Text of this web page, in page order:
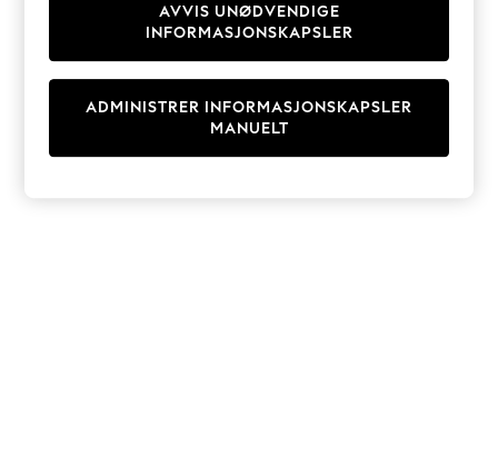
Cardigans
Dresses
Sets & Outfits
T-Shirts
ADMINISTRER INFORMASJONSKAPSLER
MANUELT
AVVIS UNØDVENDIGE
INFORMASJONSKAPSLER